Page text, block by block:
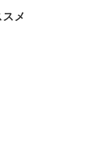
メ